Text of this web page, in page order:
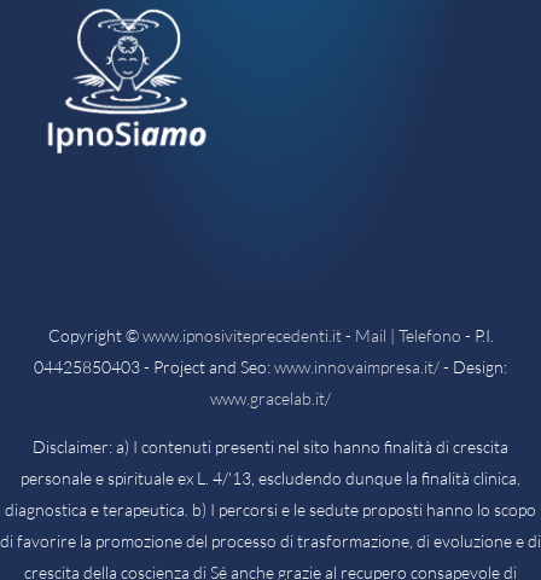
Copyright ©www.ipnosiviteprecedenti.it- Mail | Telefono - P.I.
04425850403 - Project and Seo:www.innovaimpresa.it/- Design:
www.gracelab.it/
Disclaimer: a) I contenuti presenti nel sito hanno finalità di crescita
personale e spirituale ex L. 4/'13, escludendo dunque la finalità clinica,
diagnostica e terapeutica. b) I percorsi e le sedute proposti hanno lo scopo
di favorire la promozione del processo di trasformazione, di evoluzione e di
crescita della coscienza di Sé anche grazie al recupero consapevole di